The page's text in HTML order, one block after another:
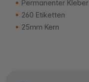
Permanenter Kleber
260 Etiketten
25mm Kern